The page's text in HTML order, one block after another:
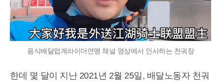
음식배달업계라이더연맹 채널 영상에서 인사하는 천궈장
한데 몇 달이 지난 2021년 2월 25일, 배달노동자 천궈